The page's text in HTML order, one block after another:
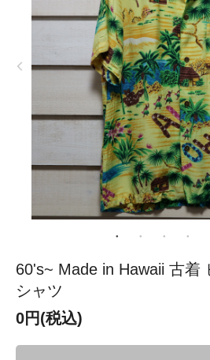
60's~ Made in Hawaii 古着
シャツ
0円(税込)